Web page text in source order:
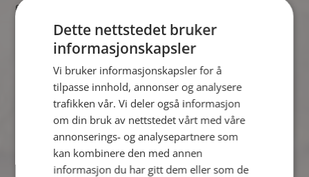
øl i begynnelsen av juli bestemte Anna seg for å takke ja! En øl
Dette nettstedet bruker
informasjonskapsler
Vi bruker informasjonskapsler for å
tilpasse innhold, annonser og analysere
trafikken vår. Vi deler også informasjon
om din bruk av nettstedet vårt med våre
annonserings- og analysepartnere som
kan kombinere den med annen
informasjon du har gitt dem eller som de